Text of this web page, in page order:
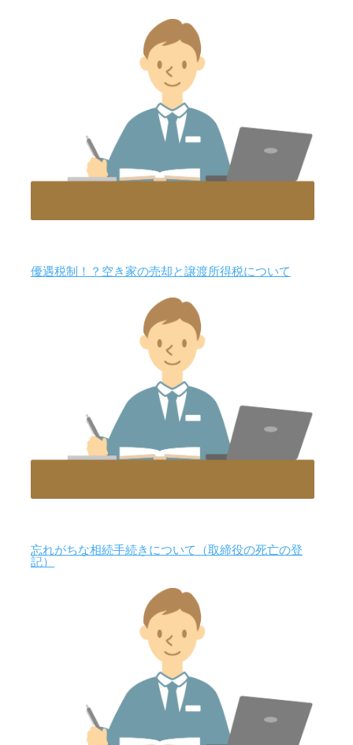
優遇税制！？空き家の売却と譲渡所得税について
忘れがちな相続手続きについて（取締役の死亡の登
記）